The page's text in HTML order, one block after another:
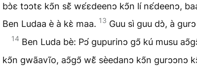
bↄ̀ɛ tↄↄtɛ kↄ̃n sɛ̃̀ wɛ́ɛdeenↄ kↄ̃n lí nɛ́deenↄ,
Ben Ludaa è à kɛ̀ maa. 13 Guu sì guu dↄ̀, à
14 Ben Luda bè: Pↄ́ gupurinↄ gↄ̃ kú musu
kↄ̃n gwãavĩo, aↄ̃gↄ̃ wɛ̃̀ sèedanↄ kↄ̃n gurↄↄnↄ